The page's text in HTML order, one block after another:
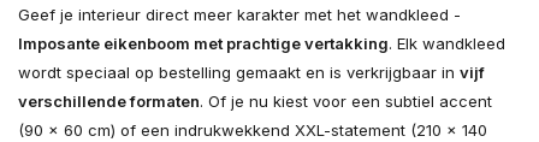
Geef je interieur direct meer karakter met het wandkleed -
Imposante eikenboom met prachtige vertakking. Elk wandkleed
wordt speciaal op bestelling gemaakt en is verkrijgbaar in vijf
verschillende formaten. Of je nu kiest voor een subtiel accent
(90 × 60 cm) of een indrukwekkend XXL-statement (210 × 140